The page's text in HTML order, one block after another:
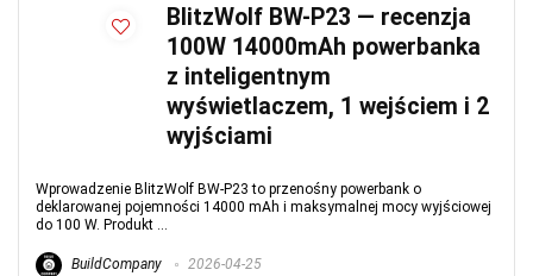
BlitzWolf BW-P23 — recenzja
100W 14000mAh powerbanka
z inteligentnym
wyświetlaczem, 1 wejściem i 2
wyjściami
Wprowadzenie BlitzWolf BW-P23 to przenośny powerbank o
deklarowanej pojemności 14000 mAh i maksymalnej mocy wyjściowej
do 100 W. Produkt ...
BuildCompany 2026-04-25